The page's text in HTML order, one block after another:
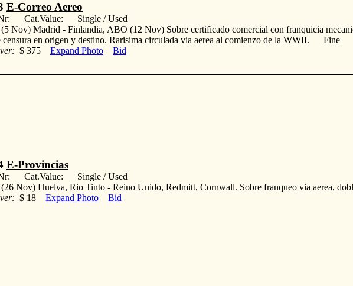
E-Correo Aereo
Cat.Value: Single / Used
(5 Nov) Madrid - Finlandia, ABO (12 Nov) Sobre certificado comercial con franquicia
censura en origen y destino. Rarisima circulada via aerea al comienzo de la WWII. Fine
$ 375 Expand Photo Bid
E-Provincias
Cat.Value: Single / Used
(26 Nov) Huelva, Rio Tinto - Reino Unido, Redmitt, Cornwall. Sobre franqueo via aerea,
$ 18 Expand Photo Bid